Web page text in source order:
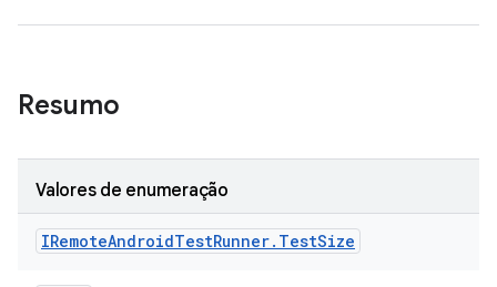
Resumo
Valores de enumeração
IRemoteAndroidTestRunner. TestSize